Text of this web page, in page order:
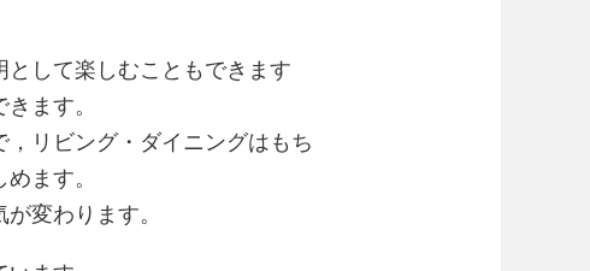
して楽しむこともできます
ます。
リビング・ダイニングはもち
ます。
変わります。